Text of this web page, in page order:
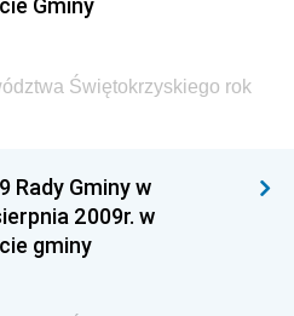
Środowiska
Edukacji
Przemysłu
Finansów i Gospodarki
do Spraw Unii
Świętokrzyskiego rok
Rady Gminy w
2009r. w
gminy